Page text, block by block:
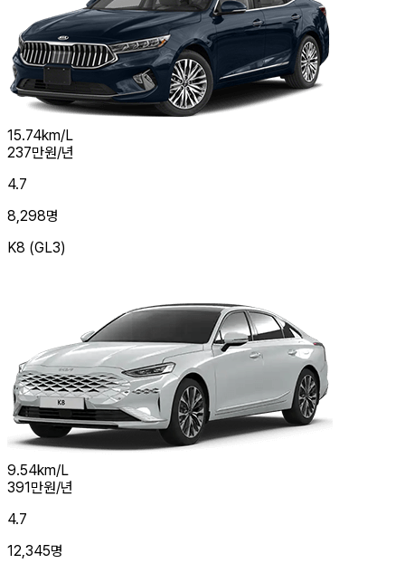
15.74km/L
237만원/년
4.7
8,298명
K8 (GL3)
9.54km/L
391만원/년
4.7
12,345명